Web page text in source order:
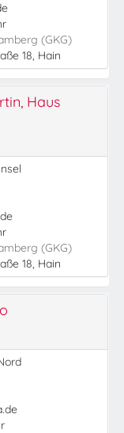
(GKG)
18, Hain
Haus
(GKG)
18, Hain